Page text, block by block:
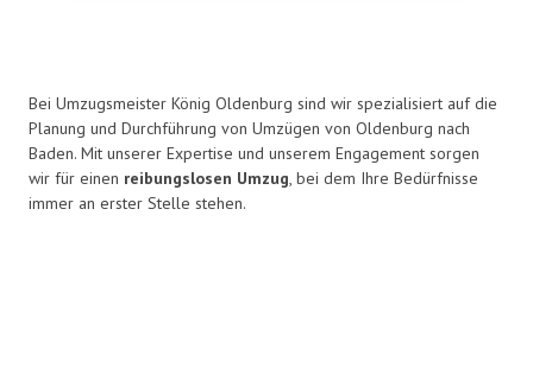
Bei Umzugsmeister König Oldenburg sind wir spezialisiert auf die
Planung und Durchführung von Umzügen von Oldenburg nach
Baden. Mit unserer Expertise und unserem Engagement sorgen
wir für einen reibungslosen Umzug, bei dem Ihre Bedürfnisse
immer an erster Stelle stehen.